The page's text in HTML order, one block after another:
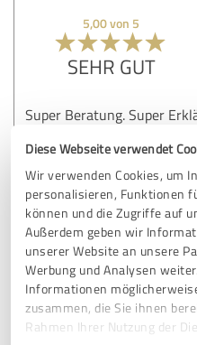
Diese Webseite verwendet
Wir verwenden Cookies, um
personalisieren, Funktionen
können und die Zugriffe auf
Außerdem geben wir
unserer Website an unsere
Werbung und Analysen
Informationen
zusammen, die Sie ihnen
Rahmen Ihrer Nutzung der
5,00 von 5
SEHR GUT
Super Beratung. Super
auch als Laie mitkommt.
Was mir sehr positiv
auch nicht versucht wurde
Versicherungen irgendwo
gute Dinge einfach weiter
Danke dafür!
Erfahrungsbericht &